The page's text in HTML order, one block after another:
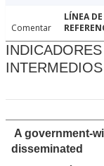
Comentar
INTERMEDIOS
A government-
disseminated